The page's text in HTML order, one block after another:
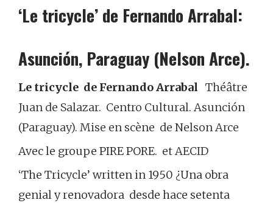
‘Le tricycle’ de Fernando Arrabal:
Asunción, Paraguay (Nelson Arce).
Le tricycle de Fernando Arrabal Théâtre
Juan de Salazar. Centro Cultural. Asunción
(Paraguay). Mise en scène de Nelson Arce
Avec le groupe PIRE PORE. et AECID
‘The Tricycle’ written in 1950 ¿Una obra
genial y renovadora desde hace setenta